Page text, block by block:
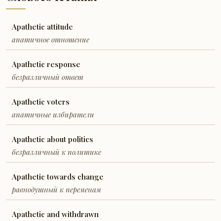
Apathetic attitude
апатичное отношение
Apathetic response
безразличный ответ
Apathetic voters
апатичные избиратели
Apathetic about politics
безразличный к политике
Apathetic towards change
равнодушный к переменам
Apathetic and withdrawn